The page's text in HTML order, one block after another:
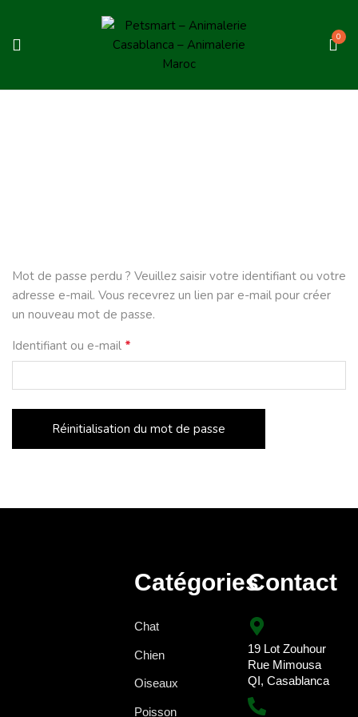
0
Mot de passe perdu ? Veuillez saisir votre identifiant ou votre
adresse e-mail. Vous recevrez un lien par e-mail pour créer
un nouveau mot de passe.
Identifiant ou e-mail *
Réinitialisation du mot de passe
Catégories
Chat
Chien
Oiseaux
Poisson
Contact
19 Lot Zouhour
Rue Mimousa
QI, Casablanca